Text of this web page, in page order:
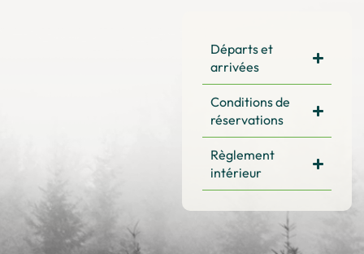
Départs et
arrivées
Conditions de
réservations
Règlement
intérieur